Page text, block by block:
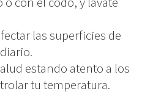
las superficies de
estando atento a los
tu temperatura.